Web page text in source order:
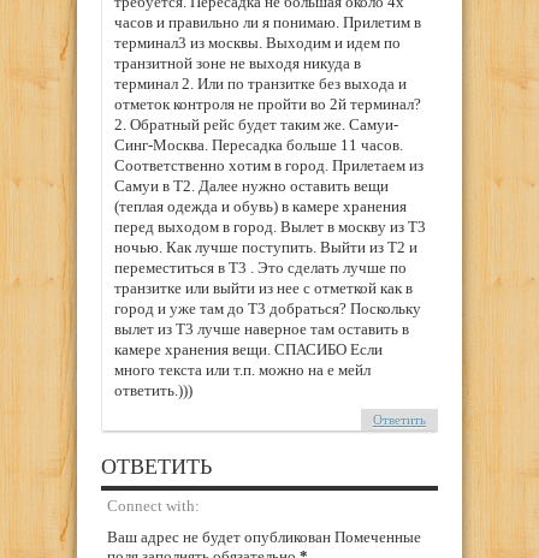
часов и правильно ли я понимаю. Прилетим в
терминал3 из москвы. Выходим и идем по
транзитной зоне не выходя никуда в
терминал 2. Или по транзитке без выхода и
отметок контроля не пройти во 2й терминал?
2. Обратный рейс будет таким же. Самуи-
Синг-Москва. Пересадка больше 11 часов.
Соответственно хотим в город. Прилетаем из
Самуи в Т2. Далее нужно оставить вещи
(теплая одежда и обувь) в камере хранения
перед выходом в город. Вылет в москву из Т3
ночью. Как лучше поступить. Выйти из Т2 и
переместиться в Т3 . Это сделать лучше по
транзитке или выйти из нее с отметкой как в
город и уже там до Т3 добраться? Поскольку
вылет из Т3 лучше наверное там оставить в
камере хранения вещи. СПАСИБО Если
много текста или т.п. можно на е мейл
ответить.)))
Ответить
ОТВЕТИТЬ
Connect with:
Ваш адрес не будет опубликован Помеченные